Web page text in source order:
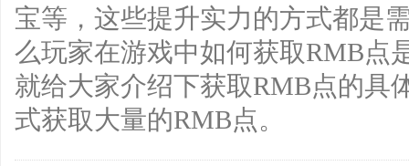
宝等，这些提升实力的方式都是
么玩家在游戏中如何获取RMB点
就给大家介绍下获取RMB点的具
式获取大量的RMB点。